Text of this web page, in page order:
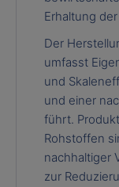
Erhaltung
Der
umfasst
und
und einer
führt.
Rohstoffen
nachhaltiger
zur